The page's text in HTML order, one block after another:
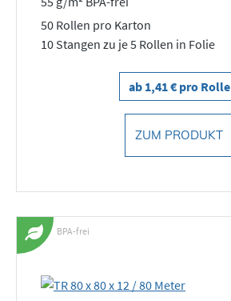
50 Rollen pro Karton
10 Stangen zu je 5 Rollen in Folie
ab 1,41 € pro Rolle
ZUM PRODUKT
BPA-frei